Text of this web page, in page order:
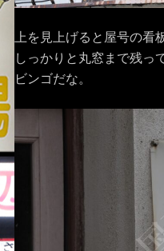
上を見上げると屋号の看
しっかりと丸窓まで残っ
ビンゴだな。